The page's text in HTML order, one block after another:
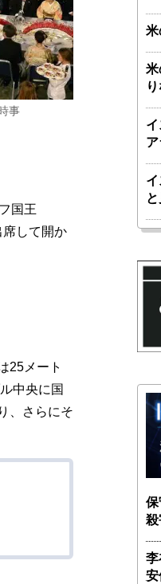
事
国王
席して開か
25メート
中央に国
、さらにそ
米
米
保
殺
李
安